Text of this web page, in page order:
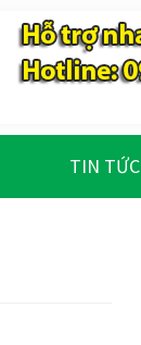
TIN TỨC